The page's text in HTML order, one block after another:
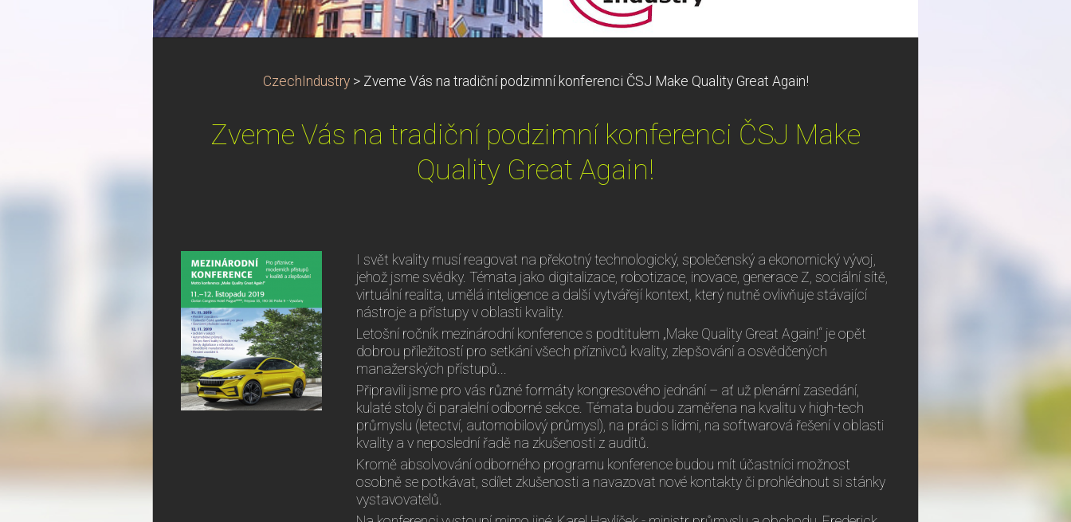
CzechIndustry > Zveme Vás na tradiční podzimní konferenci ČSJ Make Quality Great Again!
Zveme Vás na tradiční podzimní konferenci ČSJ Make
Quality Great Again!
I svět kvality musí reagovat na překotný technologický, společenský a ekonomický vývoj,
jehož jsme svědky. Témata jako digitalizace, robotizace, inovace, generace Z, sociální sítě,
virtuální realita, umělá inteligence a další vytvářejí kontext, který nutně ovlivňuje stávající
nástroje a přístupy v oblasti kvality.
Letošní ročník mezinárodní konference s podtitulem „Make Quality Great Again!“ je opět
dobrou příležitostí pro setkání všech příznivců kvality, zlepšování a osvědčených
manažerských přístupů...
Připravili jsme pro vás různé formáty kongresového jednání – ať už plenární zasedání,
kulaté stoly či paralelní odborné sekce. Témata budou zaměřena na kvalitu v high-tech
průmyslu (letectví, automobilový průmysl), na práci s lidmi, na softwarová řešení v oblasti
kvality a v neposlední řadě na zkušenosti z auditů.
Kromě absolvování odborného programu konference budou mít účastníci možnost
osobně se potkávat, sdílet zkušenosti a navazovat nové kontakty či prohlédnout si stánky
vystavovatelů.